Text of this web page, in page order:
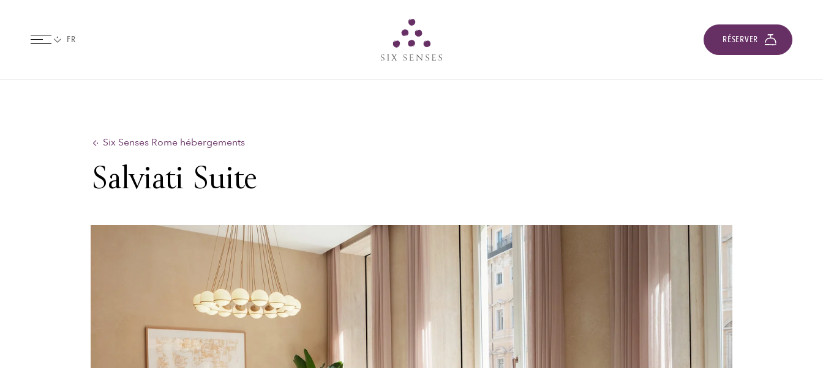
RÉSERVER
Six Senses Rome hébergements
Salviati Suite